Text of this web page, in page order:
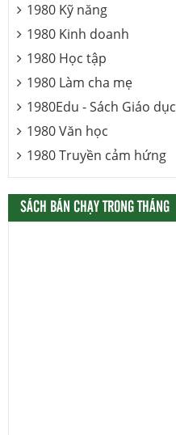
1980 Kỹ năng
1980 Kinh doanh
1980 Học tập
1980 Làm cha mẹ
1980Edu - Sách Giáo dục
1980 Văn học
1980 Truyền cảm hứng
SÁCH BÁN CHẠY TRONG THÁNG